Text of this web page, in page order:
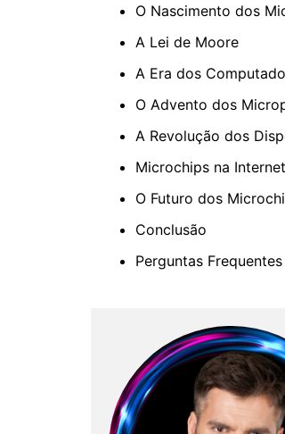
O Nascimento dos
A Lei de Moore
A Era dos
O Advento dos
A Revolução dos
Microchips na
O Futuro dos
Conclusão
Perguntas